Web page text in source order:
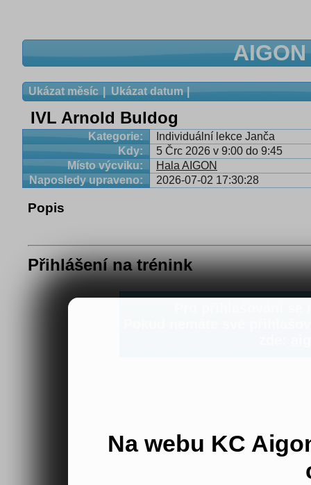
Na webu KC
Ukázat měsíc Ukázat datum
IVL Arnold Buldog
Kategorie:
Individuální lekce Janča
Kdy:
5 Črc 2026 v 9:00 do 9:45
Místo výcviku:
Hala AIGON
Naposledy upraveno:
2026-07-02 17:30:28
Popis
Přihlášení na trénink